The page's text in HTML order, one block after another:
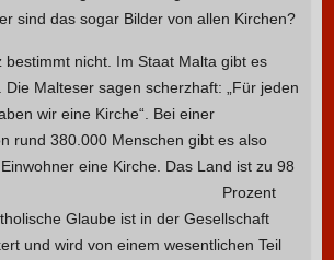
sind das sogar Bilder von allen Kirchen?
bestimmt nicht. Im Staat Malta gibt es
Die Malteser sagen scherzhaft: „Für jeden
wir eine Kirche“. Bei einer
rund 380.000 Menschen gibt es also
eine Kirche. Das Land ist zu 98
Prozent
Glaube ist in der Gesellschaft
und wird von einem wesentlichen Teil